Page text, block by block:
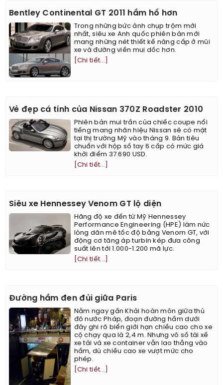
Bentley Continental GT 2011 hầm hố hơn
Trong những bức ảnh chụp trộm mới
nhất, siêu xe Anh quốc phiên bản mới
mang những nét thiết kế nâng cấp ở mũi
xe và đường viền mui dốc hơn.
[Chi tiết...]
Vẻ đẹp cá tính của Nissan 370Z Roadster 2010
Phiên bản mui trần của chiếc coupe nổi
tiếng mang nhãn hiệu Nissan sẽ có mặt
tại thị trường Mỹ vào tháng 9. Bản tiêu
chuẩn với hộp số tay 6 cấp có mức giá
khởi điểm 37.690 USD.
[Chi tiết...]
Siêu xe Hennessey Venom GT lộ diện
Hãng độ xe đến từ Mỹ Hennessey
Performance Engineering (HPE) làm nức
lòng dân mê tốc độ bằng Venom GT, với
động cơ tăng áp turbin kép đưa công
suất lên tới 1.000-1.200 mã lực.
[Chi tiết...]
Đường hầm đen đủi giữa Paris
Nằm ngay gần Khải hoàn môn giữa thủ
đô nước Pháp, đoạn đường hầm dưới
đây ghi rõ biển giới hạn chiều cao cho xe
cộ chạy qua là 2,4 m. Nhưng vô số tài xế
xe tải và xe container vẫn lao thẳng vào
hầm, dù chiều cao xe vượt mức cho
phép.
[Chi tiết...]